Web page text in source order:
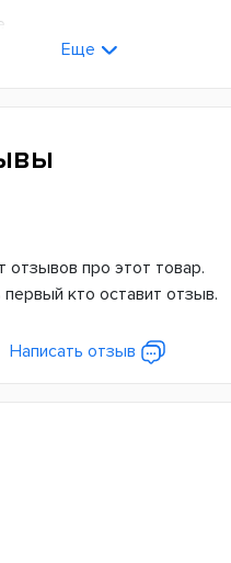
в минуту
Еще
отзывов про этот товар.
первый кто оставит отзыв.
Написать отзыв